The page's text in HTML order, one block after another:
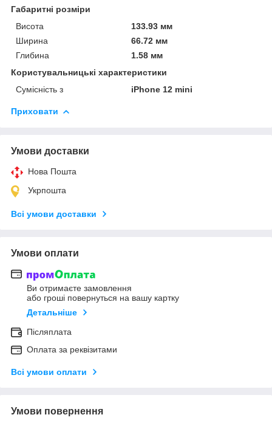
Габаритні розміри
Висота
133.93 мм
Ширина
66.72 мм
Глибина
1.58 мм
Користувальницькі характеристики
Сумісність з
iPhone 12 mini
Приховати
Умови доставки
Нова Пошта
Укрпошта
Всі умови доставки
Умови оплати
Ви отримаєте замовлення
або гроші повернуться на вашу картку
Детальніше
Післяплата
Оплата за реквізитами
Всі умови оплати
Умови повернення